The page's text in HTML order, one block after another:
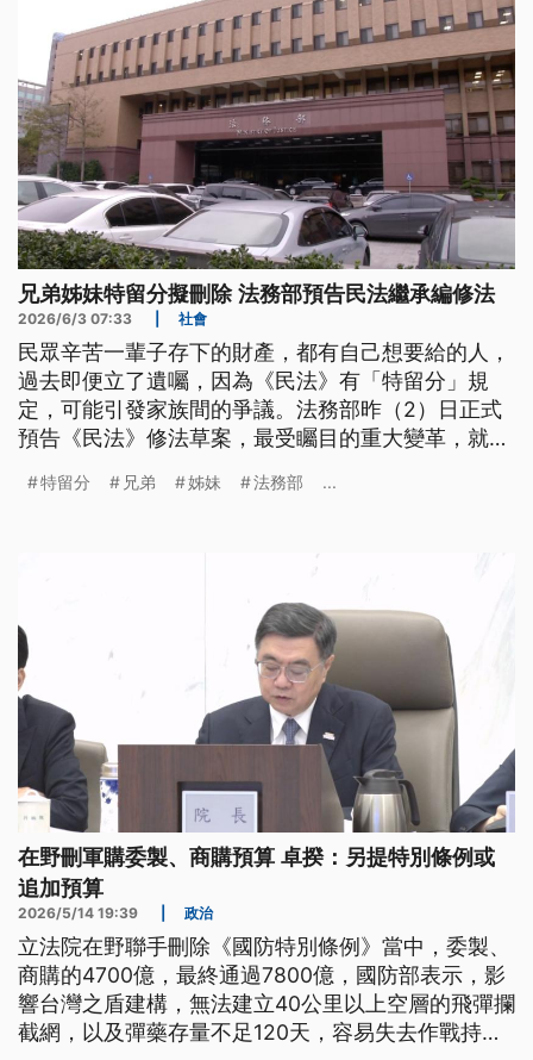
兄弟姊妹特留分擬刪除 法務部預告民法繼承編修法
2026/6/3 07:33 社會
民眾辛苦一輩子存下的財產，都有自己想要給的人，
過去即便立了遺囑，因為《民法》有「特留分」規
定，可能引發家族間的爭議。法務部昨（2）日正式
預告《民法》修法草案，最受矚目的重大變革，就是
特留分 兄弟 姊妹 法務部 ...
在野刪軍購委製、商購預算 卓揆：另提特別條例或
追加預算
2026/5/14 19:39 政治
立法院在野聯手刪除《國防特別條例》當中，委製、
商購的4700億，最終通過7800億，國防部表示，影
響台灣之盾建構，無法建立40公里以上空層的飛彈攔
截網，以及彈藥存量不足120天，容易失去作戰持續